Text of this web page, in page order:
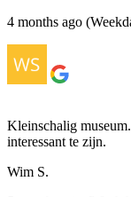
4 months ago
Kleinschalig
interessant te zijn.
Wim S.